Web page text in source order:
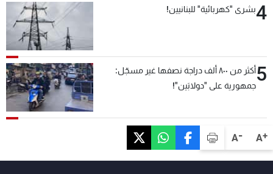
A+
A-
4بشرى "كهربائية" للبنانيين!
5
أكثر من ٨٠٠ ألف دراجة نصفها غير مسجّل:
جمهورية على "دولابَين"!